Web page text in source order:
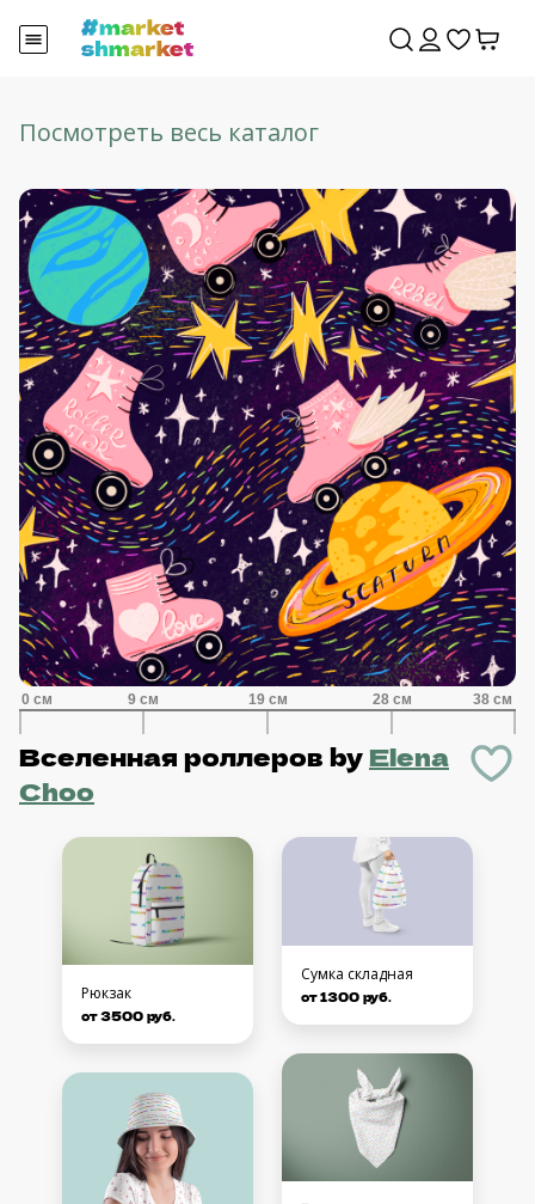
Посмотреть весь каталог
Вселенная роллеров byElena
Choo
Рюкзак
от 3500 руб.
Сумка складная
от 1300 руб.